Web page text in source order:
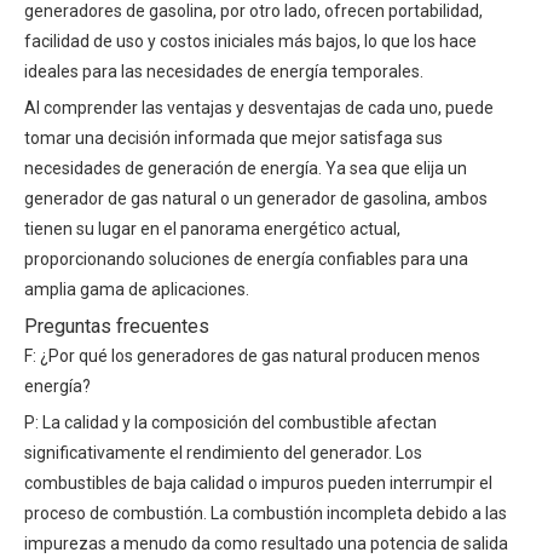
generadores de gasolina, por otro lado, ofrecen portabilidad,
facilidad de uso y costos iniciales más bajos, lo que los hace
ideales para las necesidades de energía temporales.
Al comprender las ventajas y desventajas de cada uno, puede
tomar una decisión informada que mejor satisfaga sus
necesidades de generación de energía. Ya sea que elija un
generador de gas natural o un generador de gasolina, ambos
tienen su lugar en el panorama energético actual,
proporcionando soluciones de energía confiables para una
amplia gama de aplicaciones.
Preguntas frecuentes
F: ¿Por qué los generadores de gas natural producen menos
energía?
P: La calidad y la composición del combustible afectan
significativamente el rendimiento del generador. Los
combustibles de baja calidad o impuros pueden interrumpir el
proceso de combustión. La combustión incompleta debido a las
impurezas a menudo da como resultado una potencia de salida